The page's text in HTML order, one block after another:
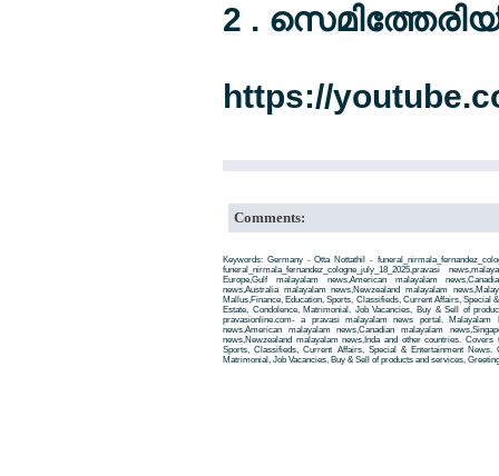
2 .
https://
Comments:
Keywords: Germany - Otta Nottathil -
funeral_nirmala_fernandez_cologne_july_18_2025,pravasi
Europe,Gulf malayalam news,American malayalam
news,Australia malayalam news,Newzealand malayalam
Mallus,Finance, Education, Sports, Classifieds, Current Affairs, Special
Estate, Condolence, Matrimonial, Job Vacancies, Buy & Sell of
pravasionline.com- a pravasi malayalam news portal. Malayalam
news,American malayalam news,Canadian malayalam
news,Newzealand malayalam news,Inda and other countries.
Sports, Classifieds, Current Affairs, Special & Entertainment News.
Matrimonial, Job Vacancies, Buy & Sell of products and services,